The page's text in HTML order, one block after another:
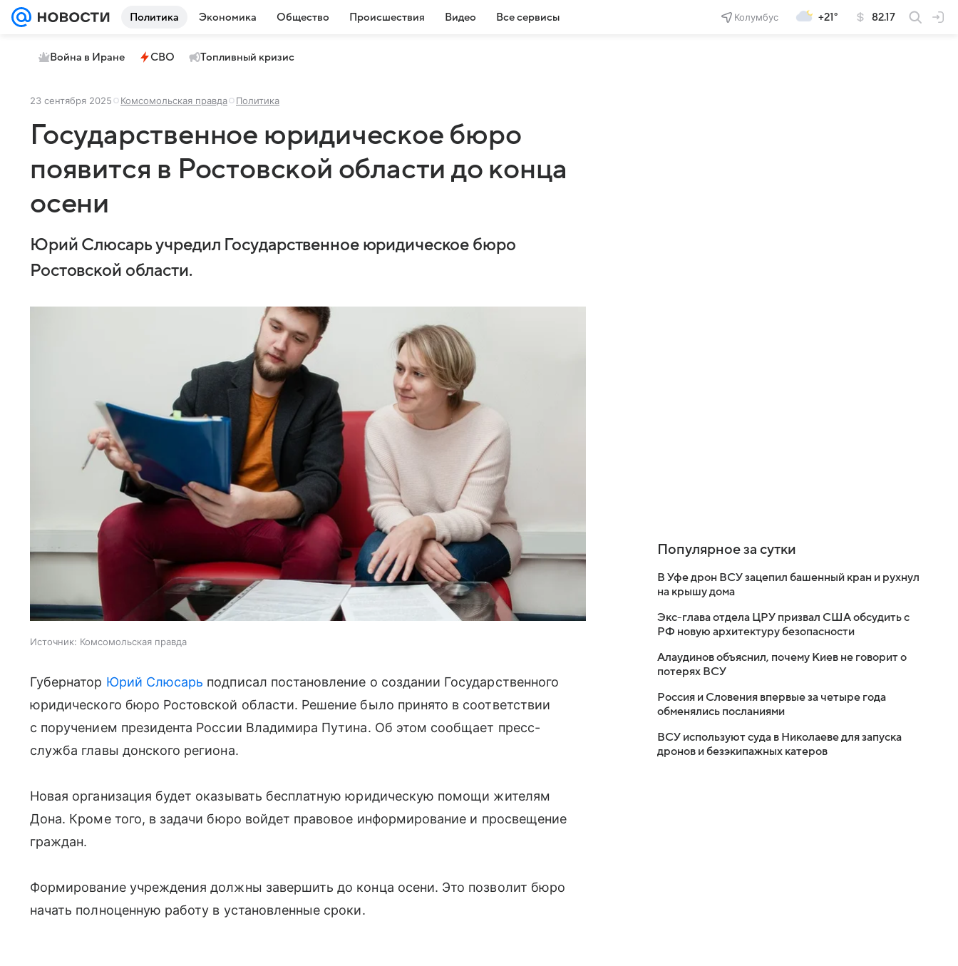
Политика Экономика Общество Происшествия Видео Все сервисы Колумбус +21° 82.17
Война в Иране СВО Топливный кризис
23 сентября 2025 Комсомольская правда Политика
Государственное юридическое бюро
появится в Ростовской области до конца
осени
Юрий Слюсарь учредил Государственное юридическое бюро
Ростовской области.
Источник: Комсомольская правда
Губернатор Юрий Слюсарь подписал постановление о создании Государственного
юридического бюро Ростовской области. Решение было принято в соответствии
с поручением президента России Владимира Путина. Об этом сообщает пресс-
служба главы донского региона.
Новая организация будет оказывать бесплатную юридическую помощи жителям
Дона. Кроме того, в задачи бюро войдет правовое информирование и просвещение
граждан.
Формирование учреждения должны завершить до конца осени. Это позволит бюро
начать полноценную работу в установленные сроки.
Популярное за сутки
В Уфе дрон ВСУ зацепил башенный кран и рухнул
на крышу дома
Экс-глава отдела ЦРУ призвал США обсудить с
РФ новую архитектуру безопасности
Алаудинов объяснил, почему Киев не говорит о
потерях ВСУ
Россия и Словения впервые за четыре года
обменялись посланиями
ВСУ используют суда в Николаеве для запуска
дронов и безэкипажных катеров